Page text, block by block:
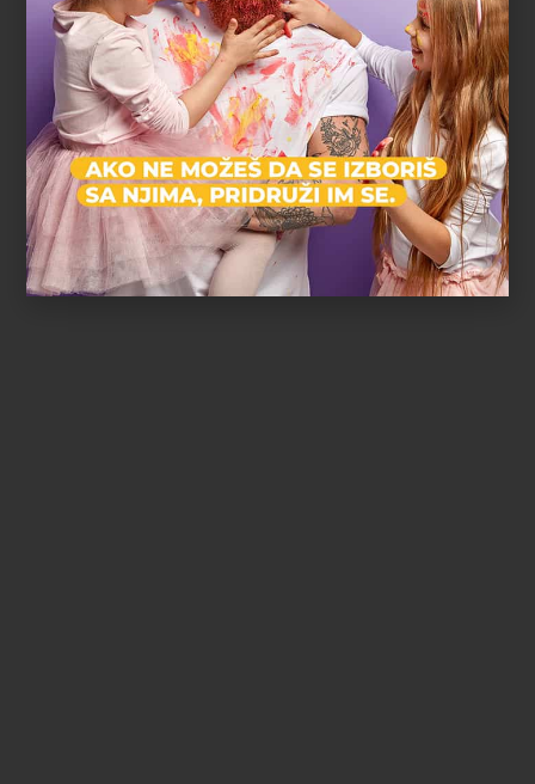
Zvezdara